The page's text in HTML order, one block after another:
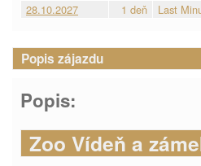
28.10.2027
1 deň Last
Popis zájazdu
Popis:
Zoo Vídeň a